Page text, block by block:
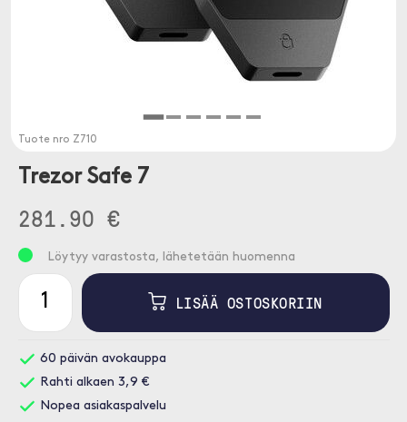
Tuote nro Z710
Trezor Safe 7
281.90 €
Löytyy varastosta, lähetetään huomenna
LISÄÄ OSTOSKORIIN
60 päivän avokauppa
Rahti alkaen 3,9 €
Nopea asiakaspalvelu